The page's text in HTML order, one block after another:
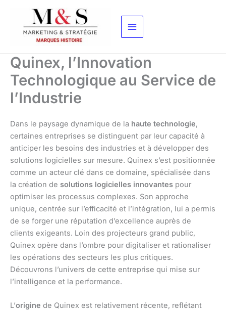
contenu
Quinex, l’Innovation
Technologique au Service de
l’Industrie
Dans le paysage dynamique de la haute technologie,
certaines entreprises se distinguent par leur capacité à
anticiper les besoins des industries et à développer des
solutions logicielles sur mesure. Quinex s’est positionnée
comme un acteur clé dans ce domaine, spécialisée dans
la création de solutions logicielles innovantes pour
optimiser les processus complexes. Son approche
unique, centrée sur l’efficacité et l’intégration, lui a permis
de se forger une réputation d’excellence auprès de
clients exigeants. Loin des projecteurs grand public,
Quinex opère dans l’ombre pour digitaliser et rationaliser
les opérations des secteurs les plus critiques.
Découvrons l’univers de cette entreprise qui mise sur
l’intelligence et la performance.
L’origine de Quinex est relativement récente, reflétant